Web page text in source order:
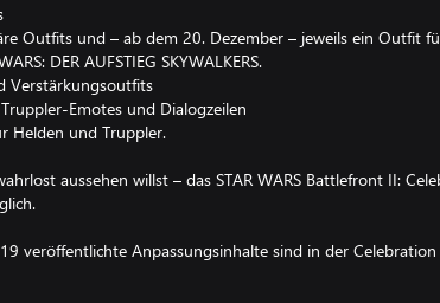
Outfits und – ab dem 20. Dezember – jeweils ein Outfit
DER AUFSTIEG SKYWALKERS.
Verstärkungsoutfits
Emotes und Dialogzeilen
Helden und Truppler.
aussehen willst – das STAR WARS Battlefront II:
veröffentlichte Anpassungsinhalte sind in der